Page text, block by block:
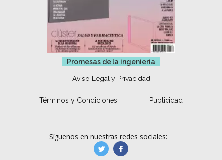
Promesas de la ingeniería
Aviso Legal y Privacidad
Términos y Condiciones Publicidad
Síguenos en nuestras redes sociales:
manufacturaGE